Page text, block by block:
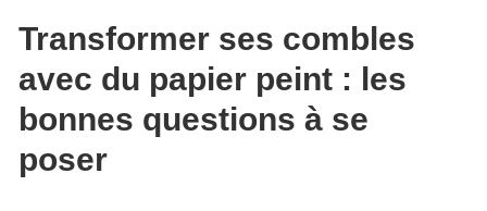
Transformer ses combles
avec du papier peint : les
bonnes questions à se
poser